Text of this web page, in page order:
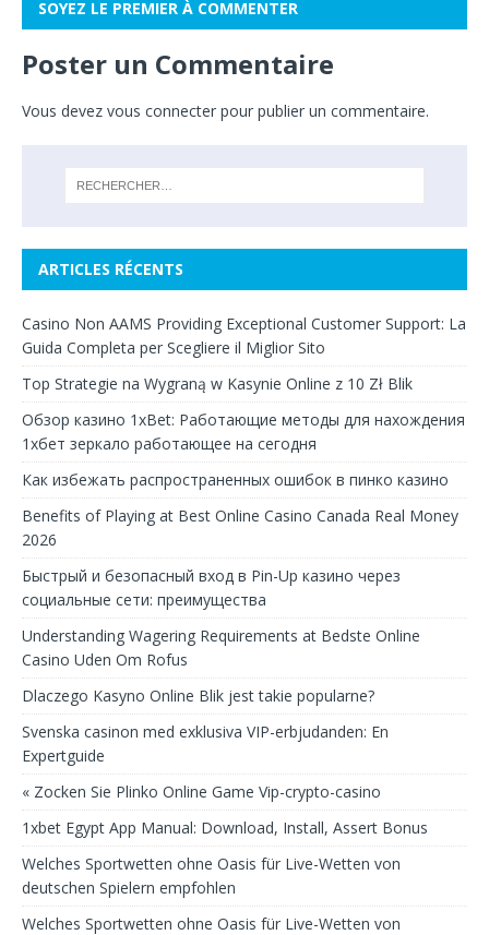
SOYEZ LE PREMIER À COMMENTER
Poster un Commentaire
Vous devez vous connecter pour publier un commentaire.
ARTICLES RÉCENTS
Casino Non AAMS Providing Exceptional Customer Support: La
Guida Completa per Scegliere il Miglior Sito
Top Strategie na Wygraną w Kasynie Online z 10 Zł Blik
Обзор казино 1xBet: Работающие методы для нахождения
1хбет зеркало работающее на сегодня
Как избежать распространенных ошибок в пинко казино
Benefits of Playing at Best Online Casino Canada Real Money
2026
Быстрый и безопасный вход в Pin-Up казино через
социальные сети: преимущества
Understanding Wagering Requirements at Bedste Online
Casino Uden Om Rofus
Dlaczego Kasyno Online Blik jest takie popularne?
Svenska casinon med exklusiva VIP-erbjudanden: En
Expertguide
« Zocken Sie Plinko Online Game Vip-crypto-casino
1xbet Egypt App Manual: Download, Install, Assert Bonus
Welches Sportwetten ohne Oasis für Live-Wetten von
deutschen Spielern empfohlen
Welches Sportwetten ohne Oasis für Live-Wetten von